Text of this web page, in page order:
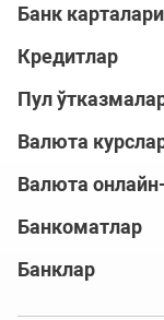
Банк карталари
Кредитлар
Пул
Валюта
Валюта
Банкоматлар
Банклар